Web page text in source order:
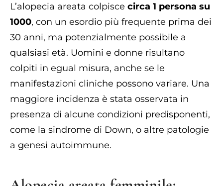
L’alopecia areata colpisce circa 1 persona su
1000, con un esordio più frequente prima dei
30 anni, ma potenzialmente possibile a
qualsiasi età. Uomini e donne risultano
colpiti in egual misura, anche se le
manifestazioni cliniche possono variare. Una
maggiore incidenza è stata osservata in
presenza di alcune condizioni predisponenti,
come la sindrome di Down, o altre patologie
a genesi autoimmune.